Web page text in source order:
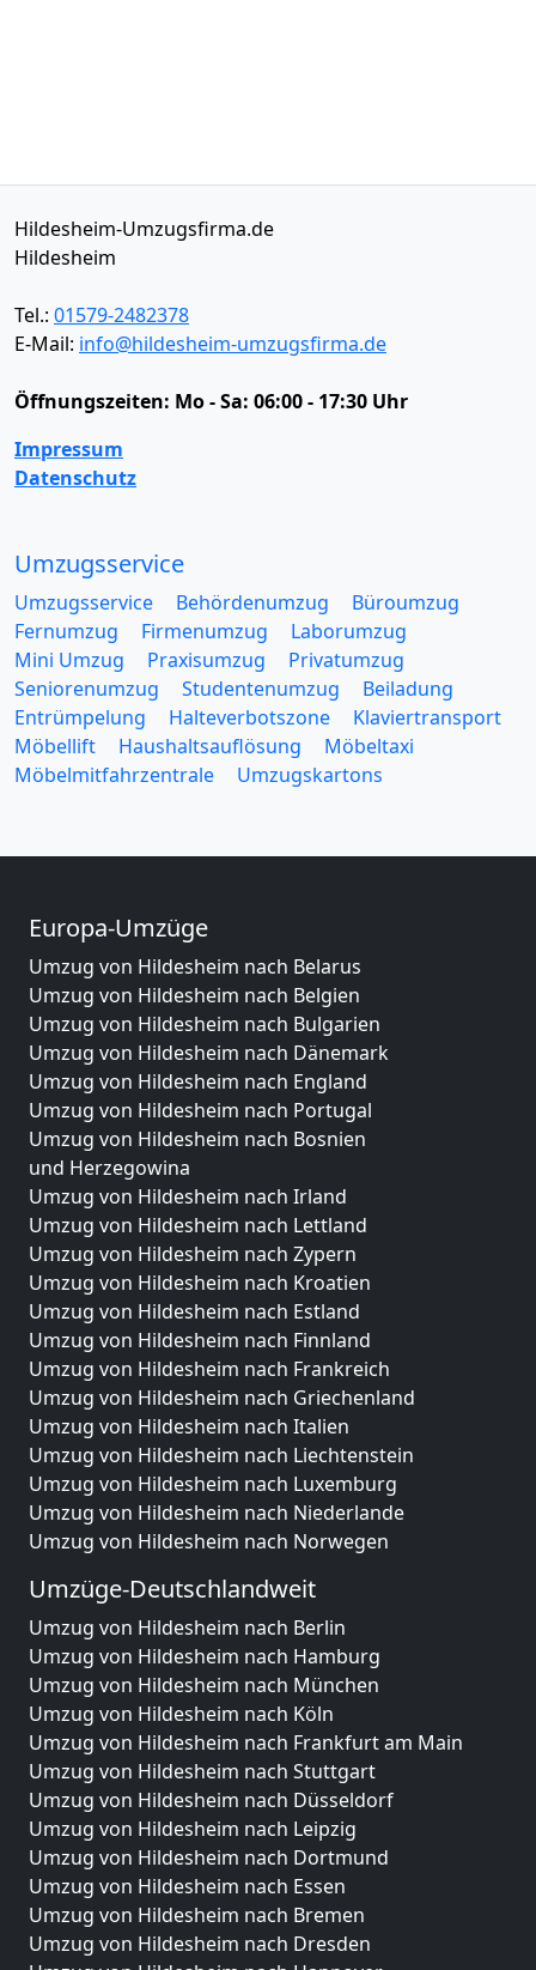
Hildesheim-Umzugsfirma.de
Hildesheim
Tel.: 01579-2482378
E-Mail: info@hildesheim-umzugsfirma.de
Öffnungszeiten: Mo - Sa: 06:00 - 17:30 Uhr
Impressum
Datenschutz
Umzugsservice
Umzugsservice Behördenumzug
Büroumzug
Fernumzug
Firmenumzug
Laborumzug
Mini Umzug
Praxisumzug
Privatumzug
Seniorenumzug
Studentenumzug
Beiladung
Entrümpelung
Halteverbotszone
Klaviertransport
Möbellift
Haushaltsauflösung
Möbeltaxi
Möbelmitfahrzentrale
Umzugskartons
Europa-Umzüge
Umzug von Hildesheim nach Belarus
Umzug von Hildesheim nach Belgien
Umzug von Hildesheim nach Bulgarien
Umzug von Hildesheim nach Dänemark
Umzug von Hildesheim nach England
Umzug von Hildesheim nach Portugal
Umzug von Hildesheim nach Bosnien
und Herzegowina
Umzug von Hildesheim nach Irland
Umzug von Hildesheim nach Lettland
Umzug von Hildesheim nach Zypern
Umzug von Hildesheim nach Kroatien
Umzug von Hildesheim nach Estland
Umzug von Hildesheim nach Finnland
Umzug von Hildesheim nach Frankreich
Umzug von Hildesheim nach Griechenland
Umzug von Hildesheim nach Italien
Umzug von Hildesheim nach Liechtenstein
Umzug von Hildesheim nach Luxemburg
Umzug von Hildesheim nach Niederlande
Umzug von Hildesheim nach Norwegen
Umzüge-Deutschlandweit
Umzug von Hildesheim nach Berlin
Umzug von Hildesheim nach Hamburg
Umzug von Hildesheim nach München
Umzug von Hildesheim nach Köln
Umzug von Hildesheim nach Frankfurt am Main
Umzug von Hildesheim nach Stuttgart
Umzug von Hildesheim nach Düsseldorf
Umzug von Hildesheim nach Leipzig
Umzug von Hildesheim nach Dortmund
Umzug von Hildesheim nach Essen
Umzug von Hildesheim nach Bremen
Umzug von Hildesheim nach Dresden